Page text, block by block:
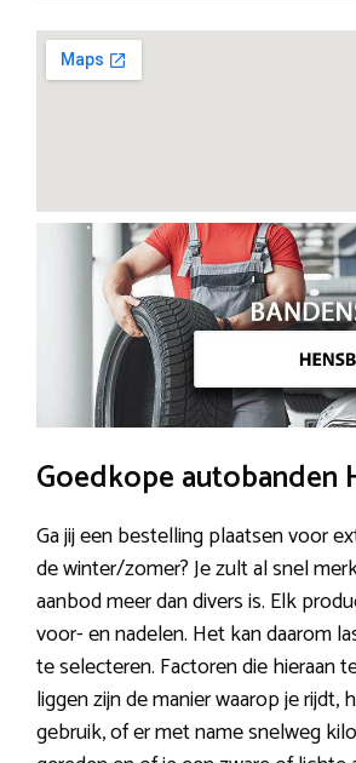
Goedkope autobanden
Ga jij een bestelling plaatsen voor
de winter/zomer? Je zult al snel
aanbod meer dan divers is. Elk
voor- en nadelen. Het kan daarom
te selecteren. Factoren die hieraan
liggen zijn de manier waarop je rijdt,
gebruik, of er met name snelweg